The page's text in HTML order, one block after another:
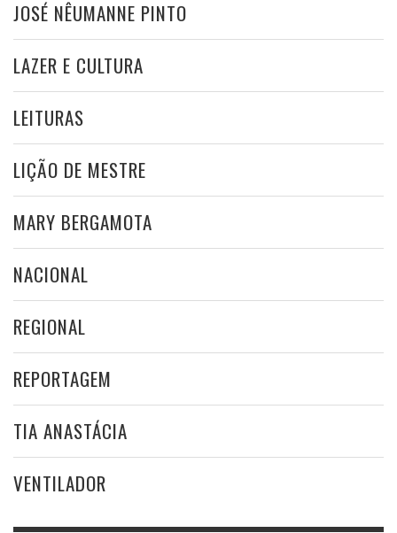
JOSÉ NÊUMANNE PINTO
LAZER E CULTURA
LEITURAS
LIÇÃO DE MESTRE
MARY BERGAMOTA
NACIONAL
REGIONAL
REPORTAGEM
TIA ANASTÁCIA
VENTILADOR